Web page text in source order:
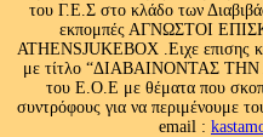
του Γ.Ε.Σ στο κλάδο των
εκπομπές ΑΓΝΩΣΤΟΙ
ATHENSJUKEBOX .Ειχε επισης
με τίτλο “ΔΙΑΒΑΙΝΟΝΤΑΣ
του Ε.Ο.Ε με θέματα που
συντρόφους για να περιμένουμε
email :